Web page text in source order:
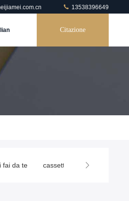
13538396649
Citazione
fai da te cassetto in pelle